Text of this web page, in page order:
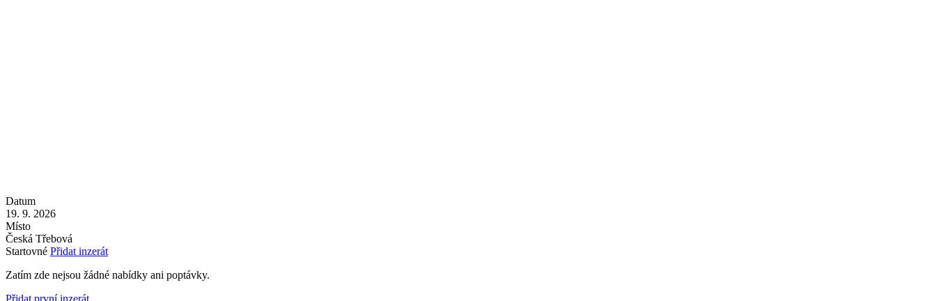
Datum
19. 9. 2026
Místo
Česká Třebová
Startovné Přidat inzerát
Zatím zde nejsou žádné nabídky ani poptávky.
Přidat první inzerát